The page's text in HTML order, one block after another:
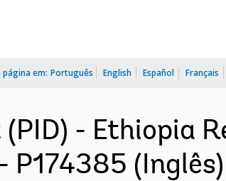
página em: Português English Español Français
- Ethiopia
P174385 (Inglês)